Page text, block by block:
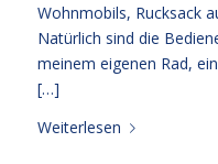
Wohnmobils, Rucksack
Natürlich sind die
meinem eigenen Rad,
[…]
Weiterlesen